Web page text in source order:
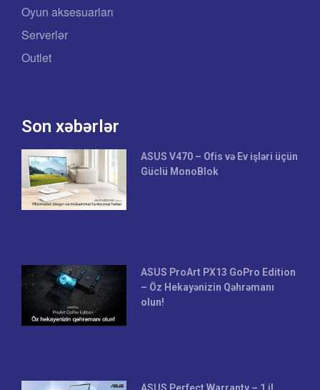
Oyun aksesuarları
Serverlər
Outlet
Son xəbərlər
ASUS V470 – Ofis və Ev işləri üçün
Güclü MonoBlok
ASUS ProArt PX13 GoPro Edition
– Öz Hekayənizin Qəhrəmanı
olun!